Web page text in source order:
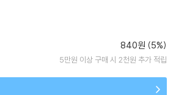
840원 (5%)
5만원 이상 구매 시 2천원 추가 적립